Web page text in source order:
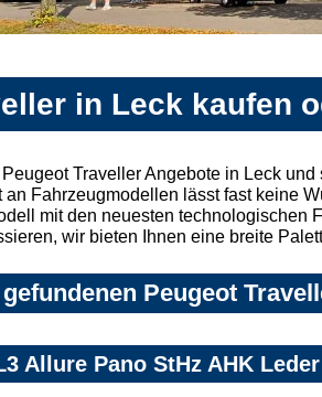
in Leck kaufen
Traveller Angebote in Leck
Fahrzeugmodellen lässt fast keine
mit den neuesten technologischen
wir bieten Ihnen eine breite
Peugeot
Allure Pano StHz AHK